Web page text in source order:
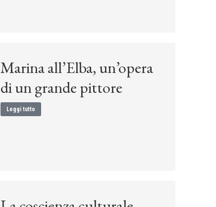
Marina all’Elba, un’opera
di un grande pittore
Leggi tutto